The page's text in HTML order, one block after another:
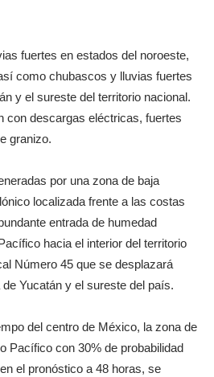
fuertes en estados del noroeste,
como chubascos y lluvias fuertes
y el sureste del territorio nacional.
con descargas eléctricas, fuertes
granizo.
por una zona de baja
localizada frente a las costas
entrada de humedad
hacia el interior del territorio
Número 45 que se desplazará
Yucatán y el sureste del país.
del centro de México, la zona de
Pacífico con 30% de probabilidad
el pronóstico a 48 horas, se